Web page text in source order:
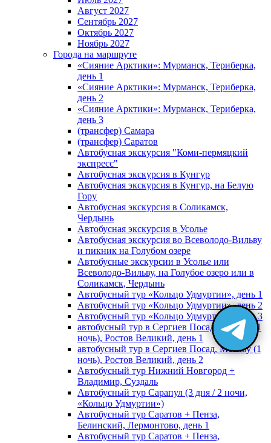
Август 2027
Сентябрь 2027
Октябрь 2027
Ноябрь 2027
Города на маршруте
«Сияние Арктики»: Мурманск, Териберка,
день 1
«Сияние Арктики»: Мурманск, Териберка,
день 2
«Сияние Арктики»: Мурманск, Териберка,
день 3
(трансфер) Самара
(трансфер) Саратов
Автобусная экскурсия "Коми-пермяцкий
экспресс"
Автобусная экскурсия в Кунгур
Автобусная экскурсия в Кунгур, на Белую
Гору
Автобусная экскурсия в Соликамск,
Чердынь
Автобусная экскурсия в Усолье
Автобусная экскурсия во Всеволодо-Вильву
и пикник на Голубом озере
Автобусные экскурсии в Усолье или
Всеволодо-Вильву, на Голубое озеро или в
Соликамск, Чердынь
Автобусный тур «Кольцо Удмуртии», день 1
Автобусный тур «Кольцо Удмуртии», день 2
Автобусный тур «Кольцо Удмуртии», день 3
автобусный тур в Сергиев Посад, Москву (1
ночь), Ростов Великий, день 1
автобусный тур в Сергиев Посад, Москву (1
ночь), Ростов Великий, день 2
Автобусный тур Нижний Новгород +
Владимир, Суздаль
Автобусный тур Сарапул (3 дня / 2 ночи,
«Кольцо Удмуртии»)
Автобусный тур Саратов + Пенза,
Белинский, Лермонтово, день 1
Автобусный тур Саратов + Пенза,